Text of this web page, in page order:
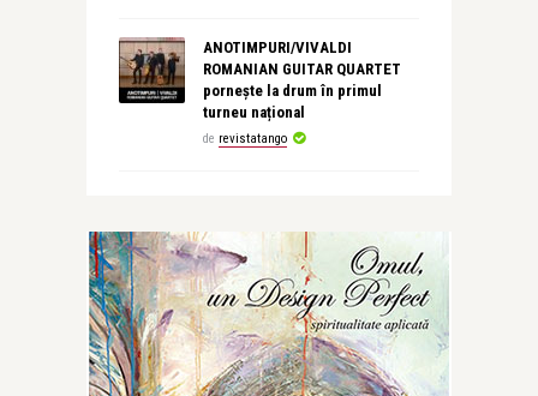
ANOTIMPURI/VIVALDI
ROMANIAN GUITAR QUARTET
pornește la drum în primul
turneu național
de revistatango